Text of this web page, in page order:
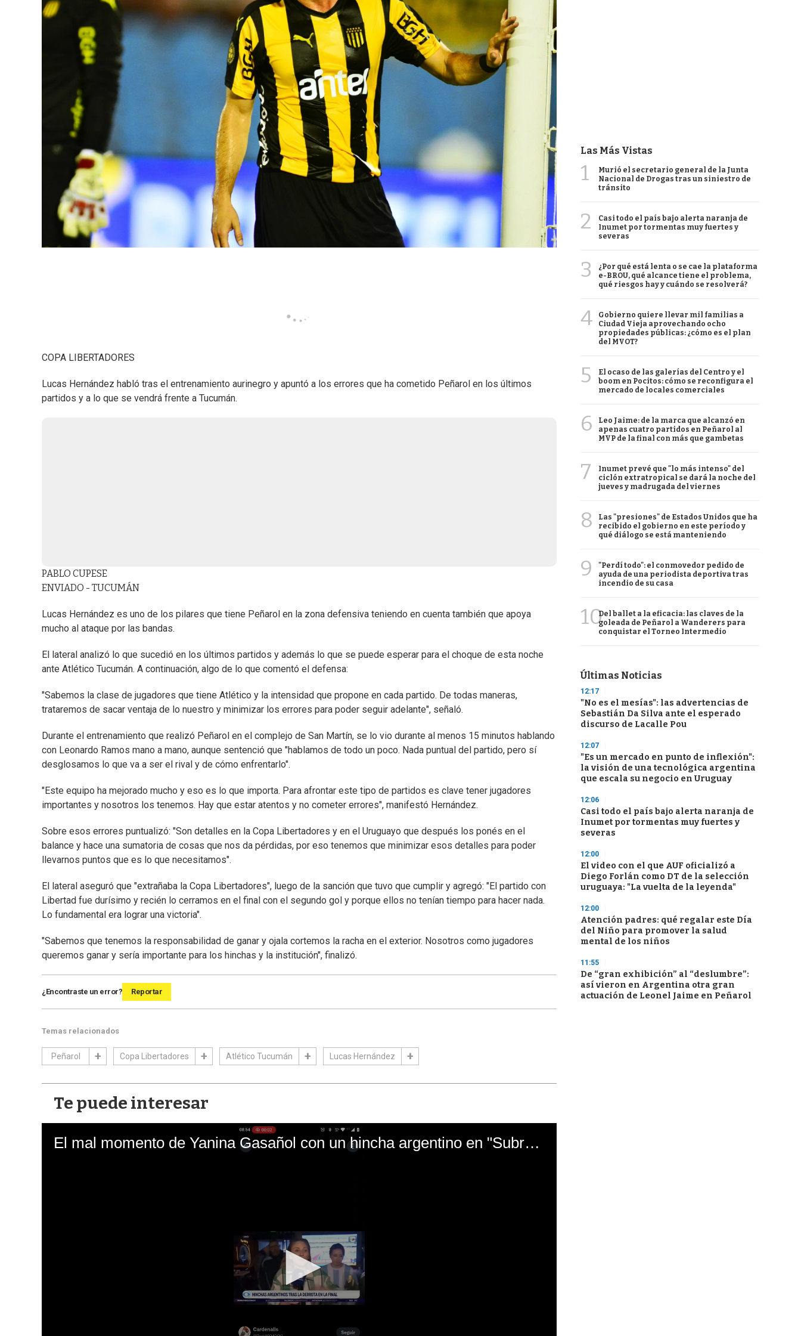
COPA LIBERTADORES
Lucas Hernández habló tras el entrenamiento aurinegro y apuntó a los errores que ha cometido Peñarol en los últimos
partidos y a lo que se vendrá frente a Tucumán.
PABLO CUPESE
ENVIADO - TUCUMÁN
Lucas Hernández es uno de los pilares que tiene Peñarol en la zona defensiva teniendo en cuenta también que apoya
mucho al ataque por las bandas.
El lateral analizó lo que sucedió en los últimos partidos y además lo que se puede esperar para el choque de esta noche
ante Atlético Tucumán. A continuación, algo de lo que comentó el defensa:
"Sabemos la clase de jugadores que tiene Atlético y la intensidad que propone en cada partido. De todas maneras,
trataremos de sacar ventaja de lo nuestro y minimizar los errores para poder seguir adelante", señaló.
Durante el entrenamiento que realizó Peñarol en el complejo de San Martín, se lo vio durante al menos 15 minutos hablando
con Leonardo Ramos mano a mano, aunque sentenció que "hablamos de todo un poco. Nada puntual del partido, pero sí
desglosamos lo que va a ser el rival y de cómo enfrentarlo".
"Este equipo ha mejorado mucho y eso es lo que importa. Para afrontar este tipo de partidos es clave tener jugadores
importantes y nosotros los tenemos. Hay que estar atentos y no cometer errores", manifestó Hernández.
Sobre esos errores puntualizó: "Son detalles en la Copa Libertadores y en el Uruguayo que después los ponés en el
balance y hace una sumatoria de cosas que nos da pérdidas, por eso tenemos que minimizar esos detalles para poder
llevarnos puntos que es lo que necesitamos".
El lateral aseguró que "extrañaba la Copa Libertadores", luego de la sanción que tuvo que cumplir y agregó: "El partido con
Libertad fue durísimo y recién lo cerramos en el final con el segundo gol y porque ellos no tenían tiempo para hacer nada.
Lo fundamental era lograr una victoria".
"Sabemos que tenemos la responsabilidad de ganar y ojala cortemos la racha en el exterior. Nosotros como jugadores
queremos ganar y sería importante para los hinchas y la institución", finalizó.
¿Encontraste un error? Reportar
Temas relacionados
Peñarol Copa Libertadores Atlético Tucumán Lucas Hernández
Te puede interesar
El mal momento de Yanina Gasañol con un hincha argentino en "Subrayado"
Las Más Vistas
1
Murió el secretario general de la Junta
Nacional de Drogas tras un siniestro de
tránsito
2
Casi todo el país bajo alerta naranja de
Inumet por tormentas muy fuertes y
severas
3
¿Por qué está lenta o se cae la plataforma
e-BROU, qué alcance tiene el problema,
qué riesgos hay y cuándo se resolverá?
4
Gobierno quiere llevar mil familias a
Ciudad Vieja aprovechando ocho
propiedades públicas: ¿cómo es el plan
del MVOT?
5
El ocaso de las galerías del Centro y el
boom en Pocitos: cómo se reconfigura el
mercado de locales comerciales
6
Leo Jaime: de la marca que alcanzó en
apenas cuatro partidos en Peñarol al
MVP de la final con más que gambetas
7
Inumet prevé que "lo más intenso" del
ciclón extratropical se dará la noche del
jueves y madrugada del viernes
8
Las "presiones" de Estados Unidos que ha
recibido el gobierno en este período y
qué diálogo se está manteniendo
9
"Perdí todo": el conmovedor pedido de
ayuda de una periodista deportiva tras
incendio de su casa
10Del ballet a la eficacia: las claves de la
goleada de Peñarol a Wanderers para
conquistar el Torneo Intermedio
Últimas Noticias
12:17
"No es el mesías": las advertencias de
Sebastián Da Silva ante el esperado
discurso de Lacalle Pou
12:07
"Es un mercado en punto de inflexión":
la visión de una tecnológica argentina
que escala su negocio en Uruguay
12:06
Casi todo el país bajo alerta naranja de
Inumet por tormentas muy fuertes y
severas
12:00
El video con el que AUF oficializó a
Diego Forlán como DT de la selección
uruguaya: "La vuelta de la leyenda"
12:00
Atención padres: qué regalar este Día
del Niño para promover la salud
mental de los niños
11:55
De “gran exhibición” al “deslumbre”:
así vieron en Argentina otra gran
actuación de Leonel Jaime en Peñarol